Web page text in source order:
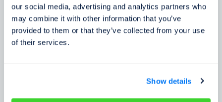
our social media, advertising and analytics partners who
may combine it with other information that you’ve
provided to them or that they’ve collected from your use
of their services.
Show details